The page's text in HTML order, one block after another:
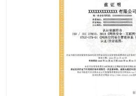
GJB 9001C-2017
交
消
交通运输服务认证